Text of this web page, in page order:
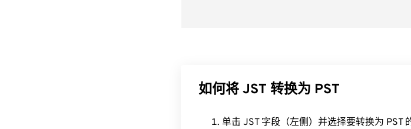
如何将 JST 转换为 PST
单击 JST 字段（左侧）并选择要转换为 PST